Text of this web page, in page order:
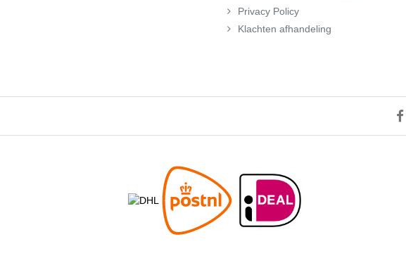
Privacy Policy
Klachten afhandeling